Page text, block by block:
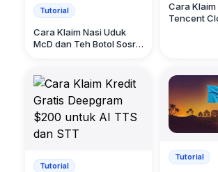
Tutorial
Cara Klaim Nasi Uduk
McD dan Teh Botol Sosro
Cara Klaim
Tencent
Tutorial
Tutorial